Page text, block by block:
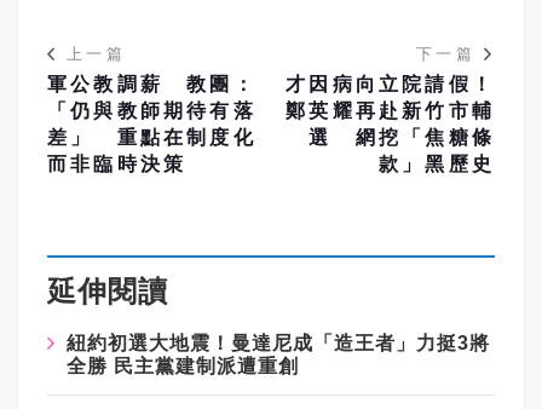
上一篇
軍公教調薪 教團：
「仍與教師期待有落
差」 重點在制度化
而非臨時決策
下一篇
才因病向立院請假！
鄭英耀再赴新竹市輔
選 網挖「焦糖條
款」黑歷史
延伸閱讀
紐約初選大地震！曼達尼成「造王者」力挺3將
全勝 民主黨建制派遭重創